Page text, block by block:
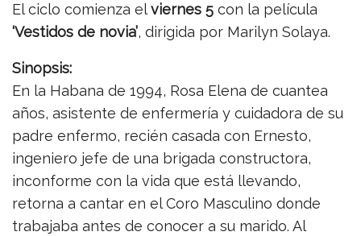
El ciclo comienza elviernes 5 con la película
‘Vestidos de novia’, dirigida por Marilyn Solaya.
Sinopsis:
En la Habana de 1994, Rosa Elena de cuantea
años, asistente de enfermería y cuidadora de su
padre enfermo, recién casada con Ernesto,
ingeniero jefe de una brigada constructora,
inconforme con la vida que está llevando,
retorna a cantar en el Coro Masculino donde
trabajaba antes de conocer a su marido. Al